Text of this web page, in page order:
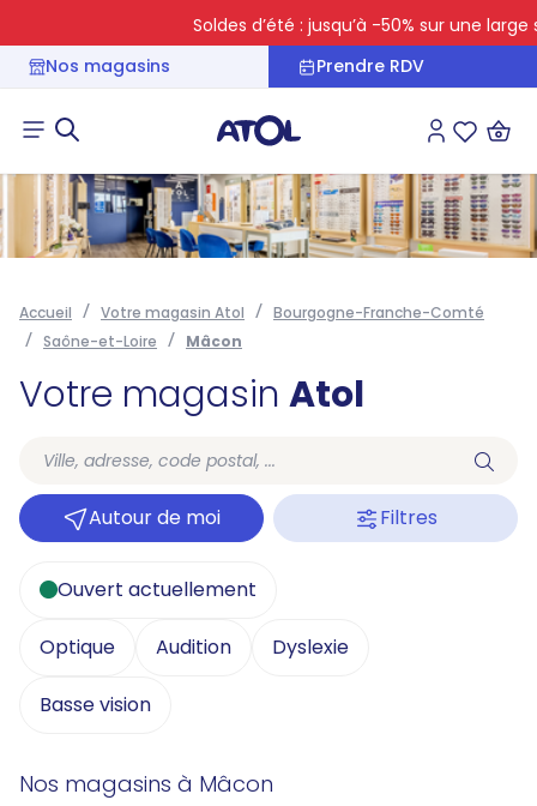
Soldes d’été : jusqu’à -50% sur une large
Nos magasins
Prendre RDV
Connexion
Accueil Votre magasin Atol
Bourgogne-Franche-Comté
Saône-et-Loire
Mâcon
Votre magasin Atol
Autour de moi Filtres
Ouvert actuellement
Optique Audition Dyslexie
Basse vision
Nos magasins à Mâcon